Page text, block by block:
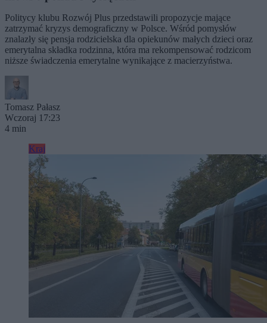
Politycy klubu Rozwój Plus przedstawili propozycje mające
zatrzymać kryzys demograficzny w Polsce. Wśród pomysłów
znalazły się pensja rodzicielska dla opiekunów małych dzieci oraz
emerytalna składka rodzinna, która ma rekompensować rodzicom
niższe świadczenia emerytalne wynikające z macierzyństwa.
Tomasz Pałasz
Wczoraj 17:23
4 min
Kraj